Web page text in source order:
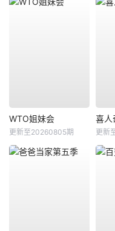
WTO姐妹会
更新至20260805期
喜人
更新